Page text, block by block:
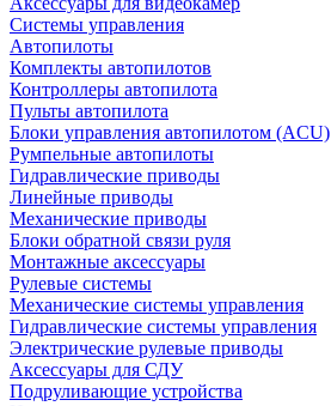
Системы управления
Автопилоты
Комплекты автопилотов
Контроллеры автопилота
Пульты автопилота
Блоки управления автопилотом (ACU)
Румпельные автопилоты
Гидравлические приводы
Линейные приводы
Механические приводы
Блоки обратной связи руля
Монтажные аксессуары
Рулевые системы
Механические системы управления
Гидравлические системы управления
Электрические рулевые приводы
Аксессуары для СДУ
Подруливающие устройства